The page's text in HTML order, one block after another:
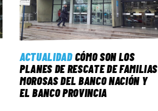
ACTUALIDAD CÓMO SON LOS
PLANES DE RESCATE DE FAMILIAS
MOROSAS DEL BANCO NACIÓN Y
EL BANCO PROVINCIA